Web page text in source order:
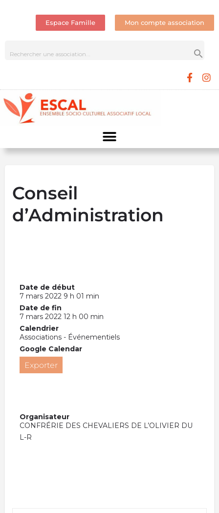
Espace Famille Mon compte association
Conseil
d’Administration
Date de début
7 mars 2022 9 h 01 min
Date de fin
7 mars 2022 12 h 00 min
Calendrier
Associations - Événementiels
Google Calendar
Exporter
Organisateur
CONFRÉRIE DES CHEVALIERS DE L’OLIVIER DU
L-R